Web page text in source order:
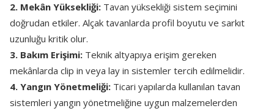
2. Mekân Yüksekliği: Tavan yüksekliği sistem seçimini
doğrudan etkiler. Alçak tavanlarda profil boyutu ve sarkıt
uzunluğu kritik olur.
3. Bakım Erişimi: Teknik altyapıya erişim gereken
mekânlarda clip in veya lay in sistemler tercih edilmelidir.
4. Yangın Yönetmeliği: Ticari yapılarda kullanılan tavan
sistemleri yangın yönetmeliğine uygun malzemelerden